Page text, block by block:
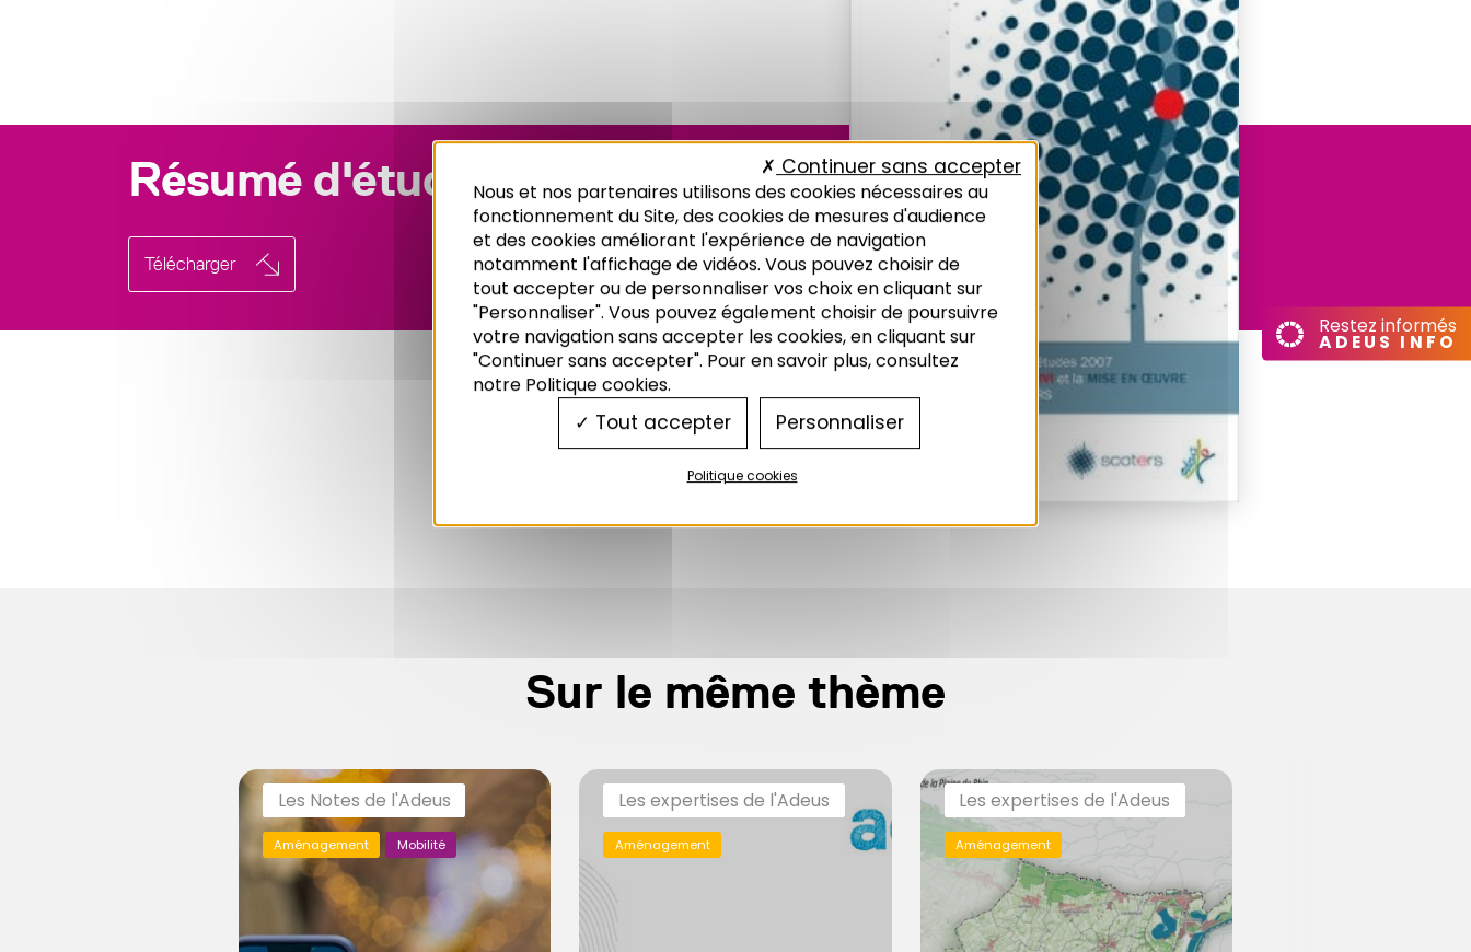
Résumé d'étude
Télécharger
Sur le même thème
Les Notes de l'Adeus
Aménagement Mobilité
Les expertises de l'Adeus
Aménagement
Les expertises de l'Adeus
Aménagement
Restez informés
ADEUS INFO
Nous et nos partenaires utilisons des cookies nécessaires au
fonctionnement du Site, des cookies de mesures d'audience
et des cookies améliorant l'expérience de navigation
notamment l'affichage de vidéos. Vous pouvez choisir de
tout accepter ou de personnaliser vos choix en cliquant sur
"Personnaliser". Vous pouvez également choisir de poursuivre
votre navigation sans accepter les cookies, en cliquant sur
"Continuer sans accepter". Pour en savoir plus, consultez
notre Politique cookies.
Tout accepter
Continuer sans accepter
Personnaliser
Politique cookies